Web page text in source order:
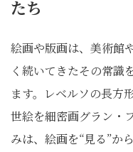
たち
絵画や版画は、美術館
く続いてきたその常識
ます。レベルソの長方
世絵を細密画グラン・
みは、絵画を“見る”か